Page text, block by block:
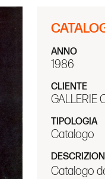
ANNO
1986
CLIENTE
GALLERIE
TIPOLOGIA
Catalogo
Catalogo